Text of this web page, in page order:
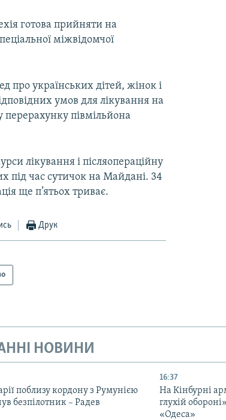
готова прийняти на
міжвідомчої
про українських дітей, жінок і
умов для лікування на
перерахунку півмільйона
лікування і післяопераційну
під час сутичок на Майдані. 34
ще п’ятьох триває.
Друк
НОВИНИ
поблизу кордону з Румунією
безпілотник – Радев
16:37
На Кінбурні
глухій
«Одеса»